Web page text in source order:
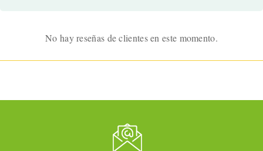
No hay reseñas de clientes en este momento.